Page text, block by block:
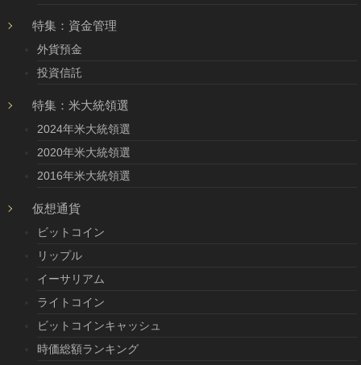
特集：資金管理
外貨預金
投資信託
特集：米大統領選
2024年米大統領選
2020年米大統領選
2016年米大統領選
仮想通貨
ビットコイン
リップル
イーサリアム
ライトコイン
ビットコインキャッシュ
時価総額ランキング